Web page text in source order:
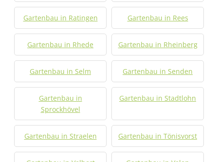
Gartenbau in Ratingen Gartenbau in Rees
Gartenbau in Rhede Gartenbau in Rheinberg
Gartenbau in Selm Gartenbau in Senden
Gartenbau in
Sprockhövel
Gartenbau in Stadtlohn
Gartenbau in Straelen Gartenbau in Tönisvorst